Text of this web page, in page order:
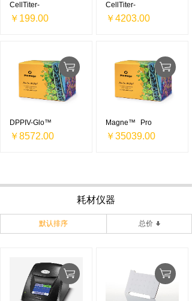
CellTiter-
￥199.00
CellTiter-
￥4203.00
DPPIV-Glo™
￥8572.00
Magne™ Pro
￥35039.00
耗材仪器
默认排序 总价